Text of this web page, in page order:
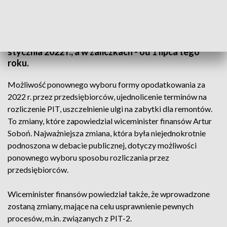
stycznia 2022 r., a w zaliczkach - od 1 lipca tego
roku.
Możliwość ponownego wyboru formy opodatkowania za
2022 r. przez przedsiębiorców, ujednolicenie terminów na
rozliczenie PIT, uszczelnienie ulgi na zabytki dla remontów.
To zmiany, które zapowiedzial wiceminister finansów Artur
Soboń. Najważniejsza zmiana, która była niejednokrotnie
podnoszona w debacie publicznej, dotyczy możliwości
ponownego wyboru sposobu rozliczania przez
przedsiębiorców.
Wiceminister finansów powiedział także, że wprowadzone
zostaną zmiany, mające na celu usprawnienie pewnych
procesów, m.in. związanych z PIT-2.